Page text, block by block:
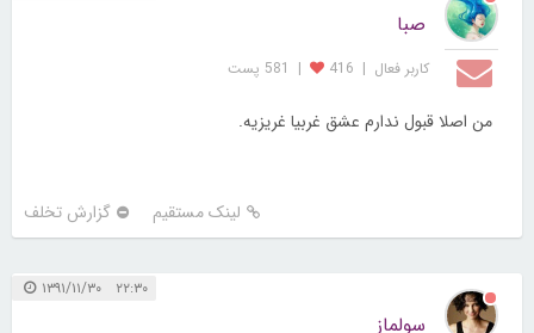
صبا
کاربر فعال |
416
| 581 پست
من اصلا قبول ندارم عشق غربیا غریزیه.
لینک مستقیم گزارش تخلف
۲۲:۳۰ ۱۳۹۱/۱۱/۳۰
سولماز